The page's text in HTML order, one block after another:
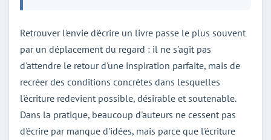
Retrouver l'envie d'écrire un livre passe le plus souvent
par un déplacement du regard : il ne s'agit pas
d'attendre le retour d'une inspiration parfaite, mais de
recréer des conditions concrètes dans lesquelles
l'écriture redevient possible, désirable et soutenable.
Dans la pratique, beaucoup d'auteurs ne cessent pas
d'écrire par manque d'idées, mais parce que l'écriture